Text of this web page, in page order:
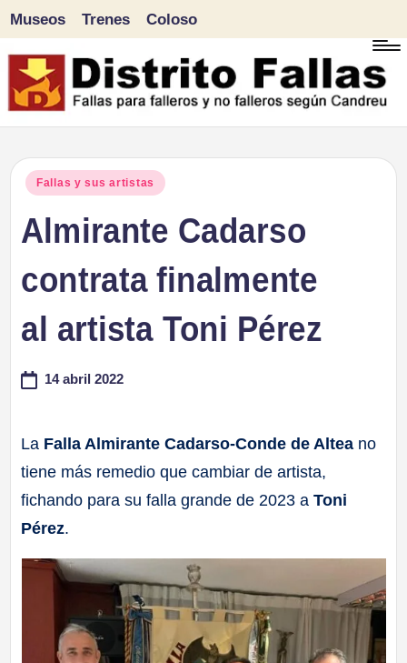
Saltar
al
Museos Trenes Coloso
Publicado
Fallas y sus artistas
Almirante Cadarso
contrata finalmente
al artista Toni Pérez
14 abril 2022
La Falla Almirante Cadarso-Conde de Altea no
tiene más remedio que cambiar de artista,
fichando para su falla grande de 2023 aToni
Pérez.